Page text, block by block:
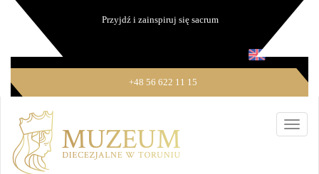
Przyjdź i zainspiruj się sacrum
+48 56 622 11 15